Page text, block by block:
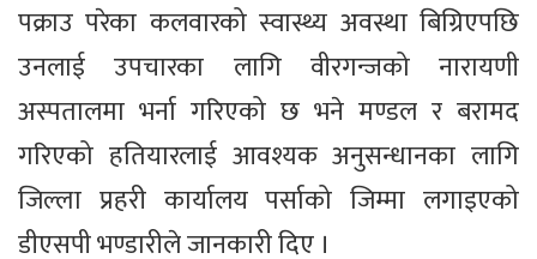
पक्राउ परेका कलवारको स्वास्थ्य अवस्था बिग्रिएपछि
उनलाई उपचारका लागि वीरगन्जको नारायणी
अस्पतालमा भर्ना गरिएको छ भने मण्डल र बरामद
गरिएको हतियारलाई आवश्यक अनुसन्धानका लागि
जिल्ला प्रहरी कार्यालय पर्साको जिम्मा लगाइएको
डीएसपी भण्डारीले जानकारी दिए ।